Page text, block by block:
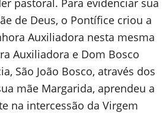
de Deus, o Pontífice criou a
Auxiliadora nesta mesma
Auxiliadora e Dom Bosco
São João Bosco, através dos
mãe Margarida, aprendeu a
na intercessão da Virgem